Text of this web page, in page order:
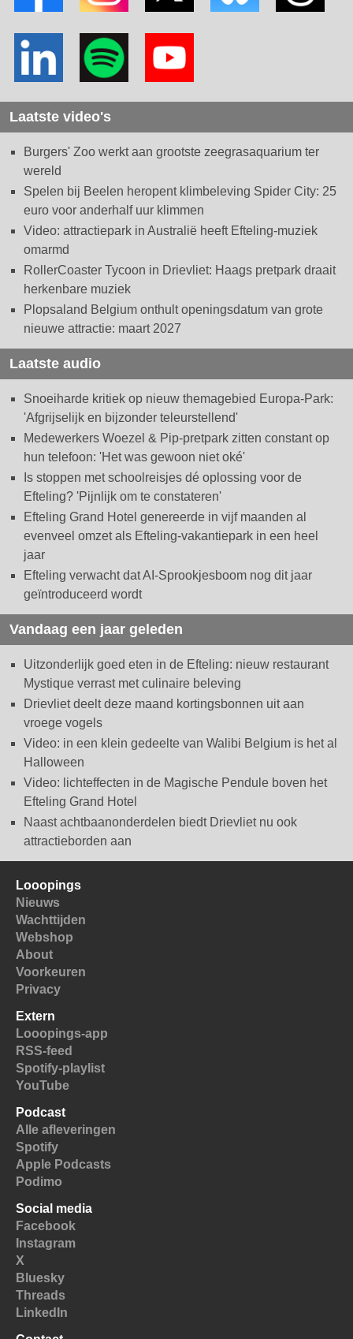
Laatste video's
Burgers' Zoo werkt aan grootste zeegrasaquarium ter
wereld
Spelen bij Beelen heropent klimbeleving Spider City: 25
euro voor anderhalf uur klimmen
Video: attractiepark in Australië heeft Efteling-muziek
omarmd
RollerCoaster Tycoon in Drievliet: Haags pretpark draait
herkenbare muziek
Plopsaland Belgium onthult openingsdatum van grote
nieuwe attractie: maart 2027
Laatste audio
Snoeiharde kritiek op nieuw themagebied Europa-Park:
'Afgrijselijk en bijzonder teleurstellend'
Medewerkers Woezel & Pip-pretpark zitten constant op
hun telefoon: 'Het was gewoon niet oké'
Is stoppen met schoolreisjes dé oplossing voor de
Efteling? 'Pijnlijk om te constateren'
Efteling Grand Hotel genereerde in vijf maanden al
evenveel omzet als Efteling-vakantiepark in een heel
jaar
Efteling verwacht dat AI-Sprookjesboom nog dit jaar
geïntroduceerd wordt
Vandaag een jaar geleden
Uitzonderlijk goed eten in de Efteling: nieuw restaurant
Mystique verrast met culinaire beleving
Drievliet deelt deze maand kortingsbonnen uit aan
vroege vogels
Video: in een klein gedeelte van Walibi Belgium is het al
Halloween
Video: lichteffecten in de Magische Pendule boven het
Efteling Grand Hotel
Naast achtbaanonderdelen biedt Drievliet nu ook
attractieborden aan
Looopings
Nieuws
Wachttijden
Webshop
About
Voorkeuren
Privacy
Extern
Looopings-app
RSS-feed
Spotify-playlist
YouTube
Podcast
Alle afleveringen
Spotify
Apple Podcasts
Podimo
Social media
Facebook
Instagram
X
Bluesky
Threads
LinkedIn